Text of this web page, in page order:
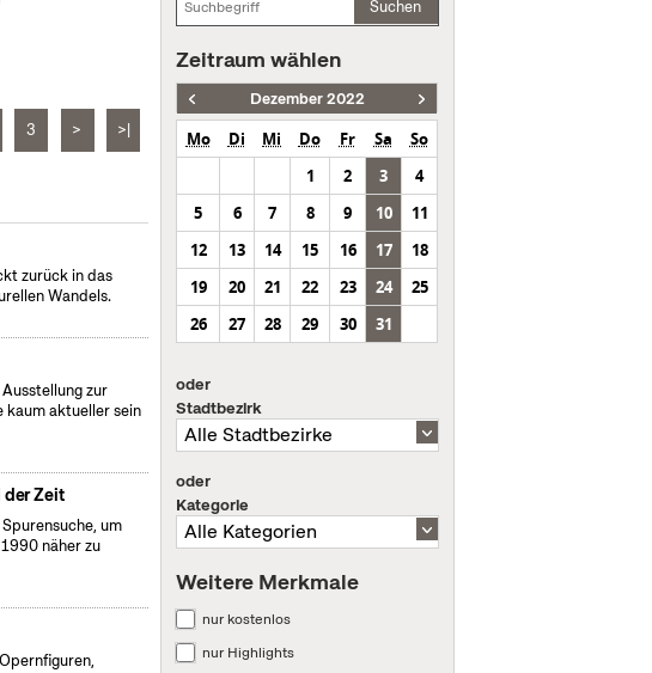
3 > >|
zurück in das
Wandels.
zur
kaum aktueller sein
der Zeit
um
näher zu
Suchen
Zeitraum wählen
Dezember 2022
Mo Di Mi Do Fr Sa
So
1
2 3
4
5
6 7 8 9 10
11
12
13 14 15 16 17
18
19
20 21 22 23 24
25
26
27 28 29 30 31
oder
Stadtbezirk
oder
Kategorie
Weitere Merkmale
nur kostenlos
nur Highlights